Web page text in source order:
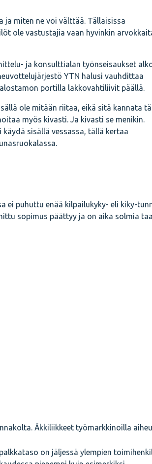
ja miten ne voi välttää. Tällaisissa
ole vastustajia vaan hyvinkin
ja konsulttialan työnseisaukset
YTN halusi vauhdittaa
portilla lakkovahtiliivit päällä.
ole mitään riitaa, eikä sitä kannata
myös kivasti. Ja kivasti se menikin.
sisällä vessassa, tällä kertaa
ei puhuttu enää kilpailukyky- eli kiky-
sopimus päättyy ja on aika solmia
Äkkiliikkeet työmarkkinoilla
on jäljessä ylempien